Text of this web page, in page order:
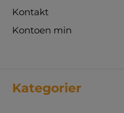
Kontakt
Kontoen min
Kategorier